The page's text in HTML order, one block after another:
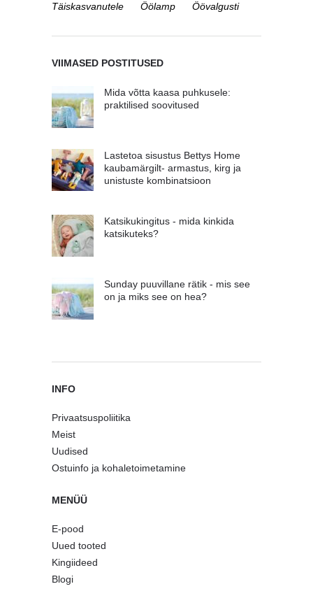
Täiskasvanutele
Öölamp Öövalgusti
VIIMASED POSTITUSED
Mida võtta kaasa puhkusele:
praktilised soovitused
Lastetoa sisustus Bettys Home
kaubamärgilt- armastus, kirg ja
unistuste kombinatsioon
Katsikukingitus - mida kinkida
katsikuteks?
Sunday puuvillane rätik - mis see
on ja miks see on hea?
INFO
Privaatsuspoliitika
Meist
Uudised
Ostuinfo ja kohaletoimetamine
MENÜÜ
E-pood
Uued tooted
Kingiideed
Blogi